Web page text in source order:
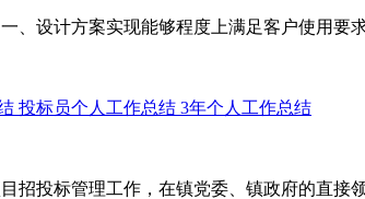
、设计方案实现能够程度上满足客户使用要
投标员个人工作总结 3年个人工作总结
招投标管理工作，在镇党委、镇政府的直接